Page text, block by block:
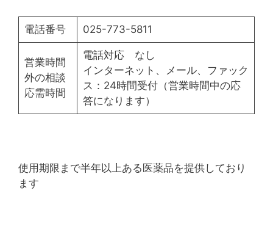
電話番号 025-773-5811
営業時間
外の相談
応需時間
電話対応 なし
インターネット、メール、ファック
ス：24時間受付（営業時間中の応
答になります）
使用期限まで半年以上ある医薬品を提供しており
ます